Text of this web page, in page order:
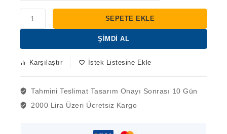
SEPETE EKLE
ŞIMDI AL
Karşılaştır İstek Listesine Ekle
Tahmini Teslimat Tasarım Onayı Sonrası 10 Gün
2000 Lira Üzeri Ücretsiz Kargo